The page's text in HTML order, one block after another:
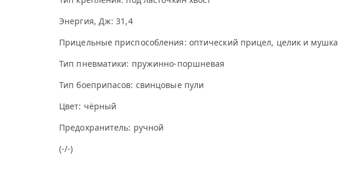
Энергия, Дж: 31,4
Прицельные приспособления: оптический прицел, целик и мушка
Тип пневматики: пружинно-поршневая
Тип боеприпасов: свинцовые пули
Цвет: чёрный
Предохранитель: ручной
(-/-)